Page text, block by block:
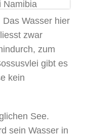
Wasser hier
zwar
zum
gibt es
kein
See.
sein Wasser in